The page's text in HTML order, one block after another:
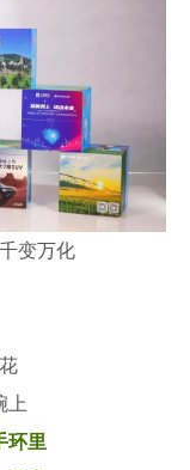
变万化
上
环里